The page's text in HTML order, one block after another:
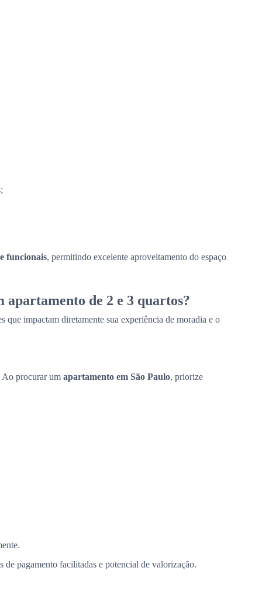
funcionais, permitindo excelente aproveitamento do espaço
de 2 e 3 quartos?
impactam diretamente sua experiência de moradia e o
Ao procurar um apartamento em São Paulo, priorize
de pagamento facilitadas e potencial de valorização.